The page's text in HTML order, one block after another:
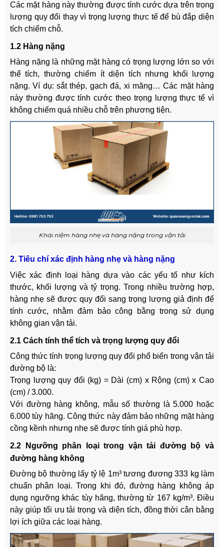
Các mặt hàng này thường được tính cước dựa trên trọng
lượng quy đổi thay vì trọng lượng thực tế để bù đắp diện
tích chiếm chỗ.
1.2 Hàng nặng
Hàng nặng là những mặt hàng có trọng lượng lớn so với
thể tích, thường chiếm ít diện tích nhưng khối lượng
nặng. Ví dụ: sắt thép, gạch đá, xi măng… Các mặt hàng
này thường được tính cước theo trọng lượng thực tế vì
không chiếm quá nhiều chỗ trên phương tiện.
Khái niệm hàng nhẹ và hàng nặng trong vận tải
2. Tiêu chí xác định hàng nhẹ và hàng nặng
Việc xác định loại hàng dựa vào các yếu tố như kích
thước, khối lượng và tỷ trọng. Trong nhiều trường hợp,
hàng nhẹ sẽ được quy đổi sang trọng lượng giả định để
tính cước, nhằm đảm bảo công bằng trong sử dụng
không gian vận tải.
2.1 Cách tính thể tích và trọng lượng quy đổi
Công thức tính trọng lượng quy đổi phổ biến trong vận tải
đường bộ là:
Trọng lượng quy đổi (kg) = Dài (cm) x Rộng (cm) x Cao
(cm) / 3.000.
Với đường hàng không, mẫu số thường là 5.000 hoặc
6.000 tùy hãng. Công thức này đảm bảo những mặt hàng
cồng kềnh nhưng nhẹ sẽ được tính giá phù hợp.
2.2 Ngưỡng phân loại trong vận tải đường bộ và
đường hàng không
Đường bộ thường lấy tỷ lệ 1m³ tương đương 333 kg làm
chuẩn phân loại. Trong khi đó, đường hàng không áp
dụng ngưỡng khác tùy hãng, thường từ 167 kg/m³. Điều
này giúp tối ưu tải trọng và diện tích, đồng thời cân bằng
lợi ích giữa các loại hàng.